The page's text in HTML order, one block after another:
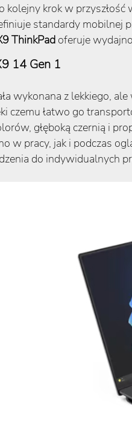
kolejny krok w
standardy mobilnej
ThinkPad oferuje
14 Gen 1
wykonana z lekkiego,
czemu łatwo go
głęboką czernią i
w pracy, jak i podczas
do indywidualnych